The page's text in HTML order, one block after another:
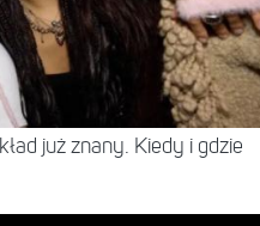
już znany. Kiedy i gdzie